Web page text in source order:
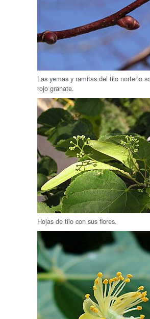
Las yemas y ramitas del tilo norteño
rojo granate.
Hojas de tilo con sus flores.